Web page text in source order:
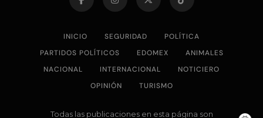
INICIO SEGURIDAD
POLÍTICA
PARTIDOS POLÍTICOS
EDOMEX
ANIMALES
NACIONAL
INTERNACIONAL
NOTICIERO
OPINIÓN
TURISMO
Todas las publicaciones en esta página son